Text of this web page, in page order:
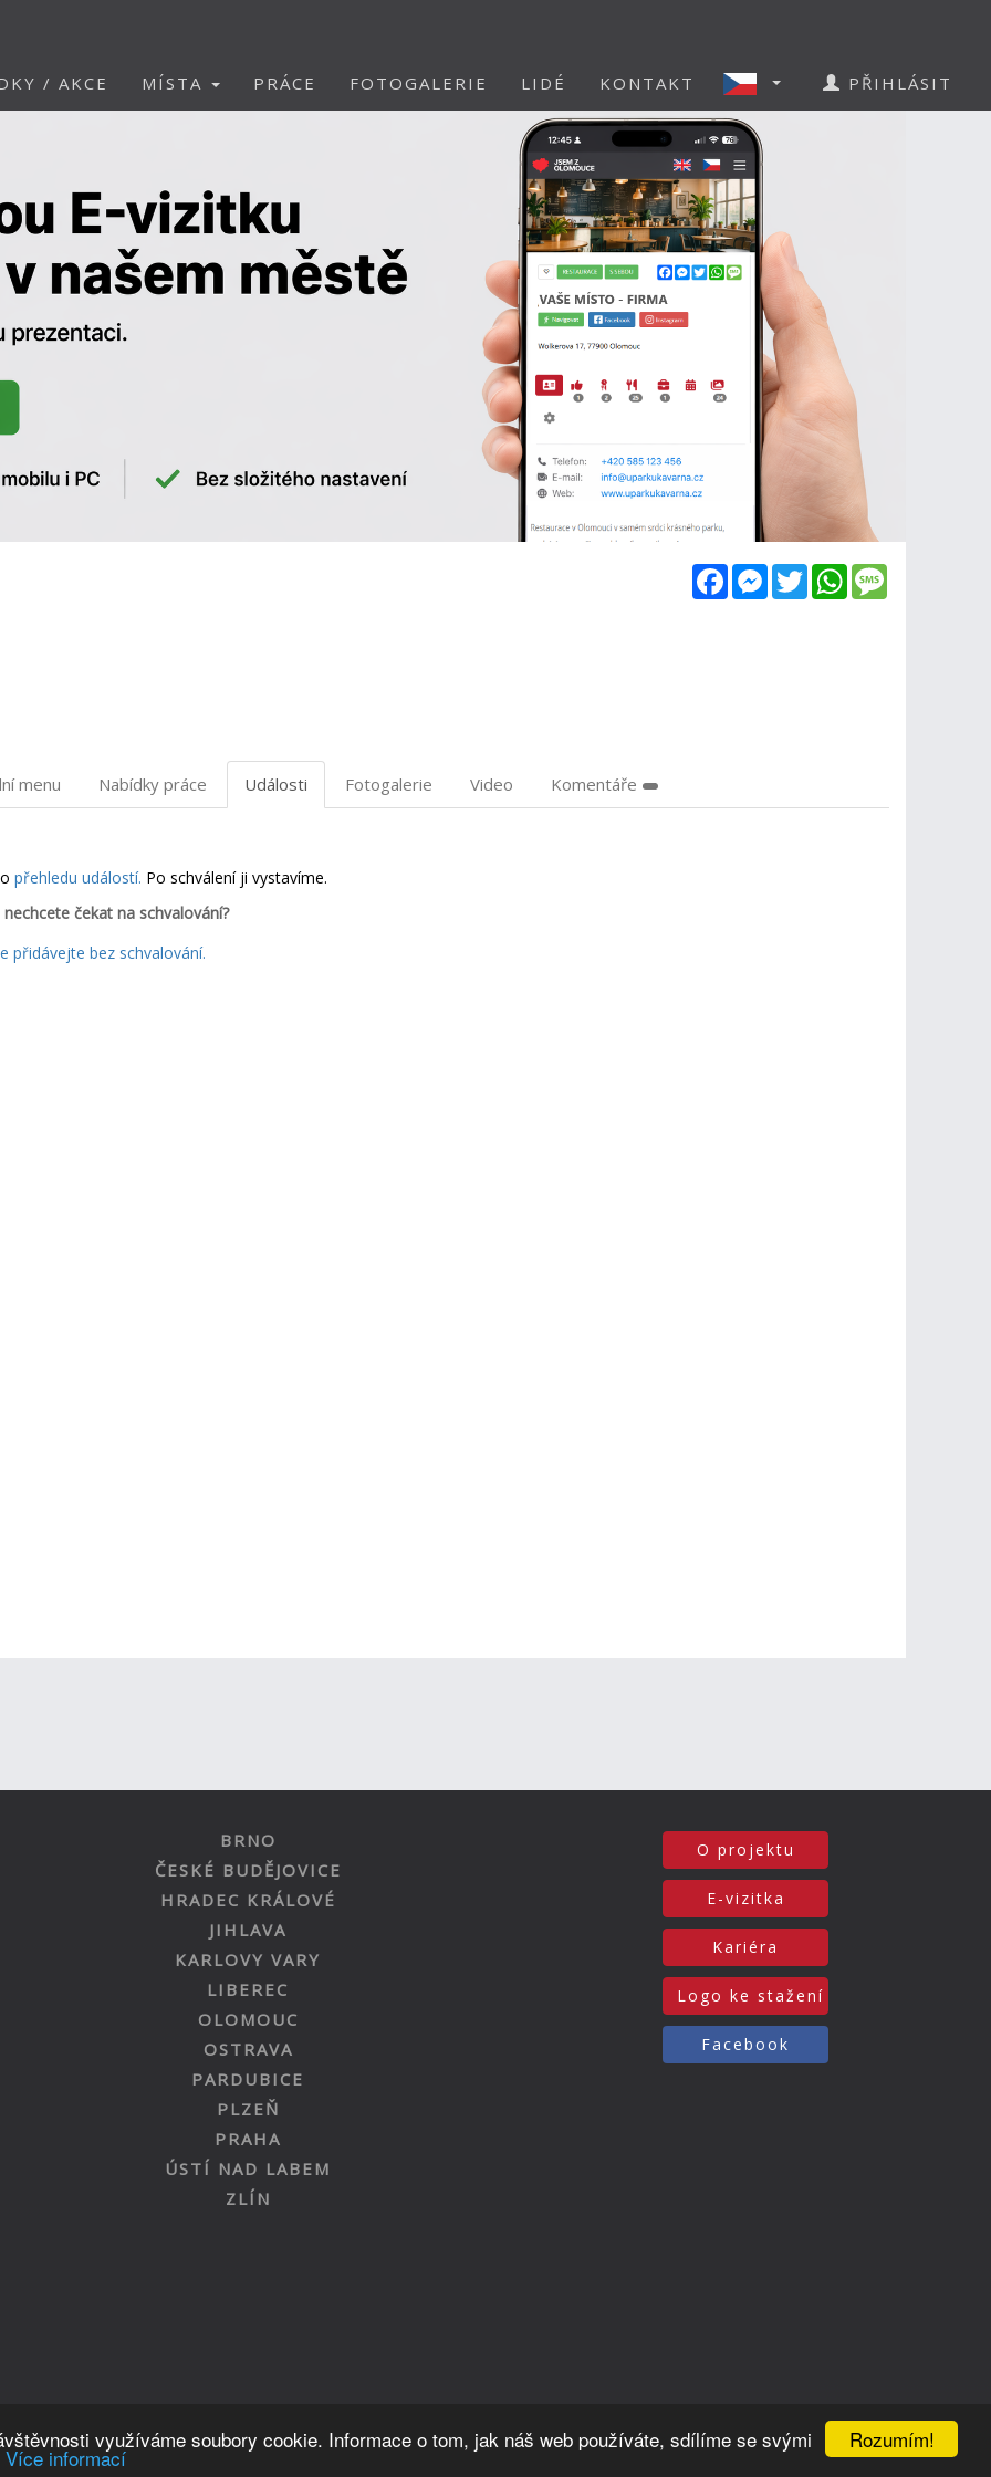
Rozumím!
využíváme soubory cookie. Informace o tom, jak náš web používáte, sdílíme se svými
Více informací
/ AKCE MÍSTA PRÁCE FOTOGALERIE LIDÉ KONTAKT PŘIHLÁSIT
FacebookMessenger
TwitterWhatsApp
menu Nabídky práce Události Fotogalerie Video Komentáře
přehledu událostí. Po schválení ji vystavíme.
čekat na schvalování?
přidávejte bez schvalování.
BRNO
ČESKÉ BUDĚJOVICE
HRADEC KRÁLOVÉ
JIHLAVA
KARLOVY VARY
LIBEREC
OLOMOUC
OSTRAVA
PARDUBICE
PLZEŇ
PRAHA
ÚSTÍ NAD LABEM
ZLÍN
O projektu
E-vizitka
Kariéra
Logo ke stažení
Facebook
Nahoru